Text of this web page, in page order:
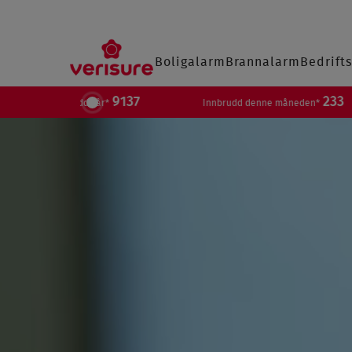
Main
Boligalarm Brannalarm
9137 Innbrudd denne måneden* 233